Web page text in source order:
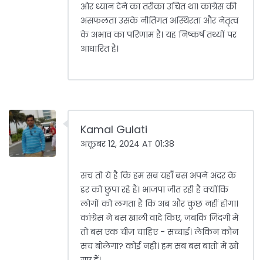
ओर ध्यान देने का तरीका उचित था। कांग्रेस की
असफलता उसके नीतिगत अस्थिरता और नेतृत्व
के अभाव का परिणाम है। यह निष्कर्ष तथ्यों पर
आधारित है।
Kamal Gulati
अक्तूबर 12, 2024 AT 01:38
सच तो ये है कि हम सब यहाँ बस अपने अंदर के
डर को छुपा रहे हैं। भाजपा जीत रही है क्योंकि
लोगों को लगता है कि अब और कुछ नहीं होगा।
कांग्रेस ने बस खाली वादे किए, जबकि जिंदगी में
तो बस एक चीज़ चाहिए - सच्चाई। लेकिन कौन
सच बोलेगा? कोई नहीं। हम सब बस बातों में खो